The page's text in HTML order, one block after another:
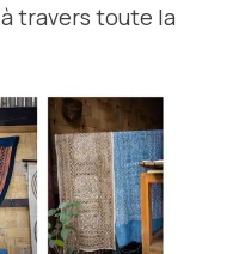
à travers toute la